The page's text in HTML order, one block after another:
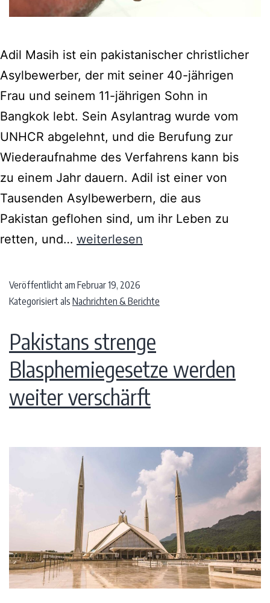
Adil Masih ist ein pakistanischer christlicher
Asylbewerber, der mit seiner 40-jährigen
Frau und seinem 11-jährigen Sohn in
Bangkok lebt. Sein Asylantrag wurde vom
UNHCR abgelehnt, und die Berufung zur
Wiederaufnahme des Verfahrens kann bis
zu einem Jahr dauern. Adil ist einer von
Tausenden Asylbewerbern, die aus
Pakistan geflohen sind, um ihr Leben zu
retten, und… weiterlesen
Veröffentlicht am Februar 19, 2026
Kategorisiert als Nachrichten & Berichte
Pakistans strenge
Blasphemiegesetze werden
weiter verschärft